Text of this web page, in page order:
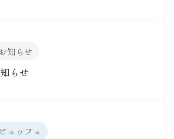
知らせ
らせ
ビュッフェ